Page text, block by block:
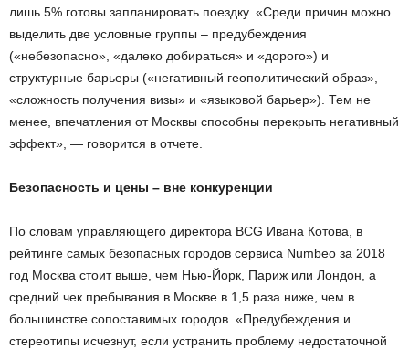
лишь 5% готовы запланировать поездку. «Среди причин можно
выделить две условные группы – предубеждения
(«небезопасно», «далеко добираться» и «дорого») и
структурные барьеры («негативный геополитический образ»,
«сложность получения визы» и «языковой барьер»). Тем не
менее, впечатления от Москвы способны перекрыть негативный
эффект», — говорится в отчете.
Безопасность и цены – вне конкуренции
По словам управляющего директора BCG Ивана Котова, в
рейтинге самых безопасных городов сервиса Numbeo за 2018
год Москва стоит выше, чем Нью-Йорк, Париж или Лондон, а
средний чек пребывания в Москве в 1,5 раза ниже, чем в
большинстве сопоставимых городов. «Предубеждения и
стереотипы исчезнут, если устранить проблему недостаточной